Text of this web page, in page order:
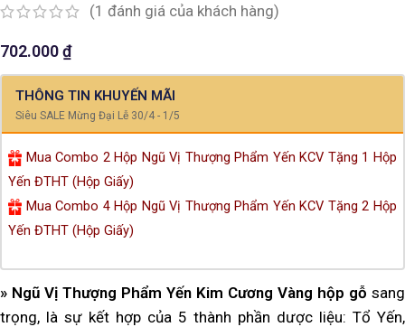
(1 đánh giá của khách hàng)
702.000₫
THÔNG TIN KHUYẾN MÃI
Siêu SALE Mừng Đại Lễ 30/4 - 1/5
Mua Combo 2 Hộp Ngũ Vị Thượng Phẩm Yến KCV Tặng 1 Hộp
Yến ĐTHT (Hộp Giấy)
Mua Combo 4 Hộp Ngũ Vị Thượng Phẩm Yến KCV Tặng 2 Hộp
Yến ĐTHT (Hộp Giấy)
» Ngũ Vị Thượng Phẩm Yến Kim Cương Vàng hộp gỗ sang
trọng, là sự kết hợp của 5 thành phần dược liệu: Tổ Yến,